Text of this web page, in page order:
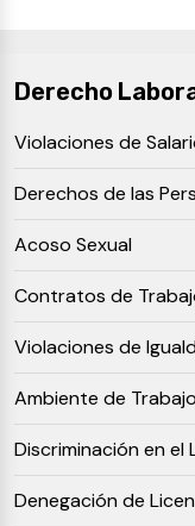
Derecho
Violaciones de
Derechos de las
Acoso Sexual
Contratos de
Violaciones de
Ambiente de
Discriminación en el
Denegación de